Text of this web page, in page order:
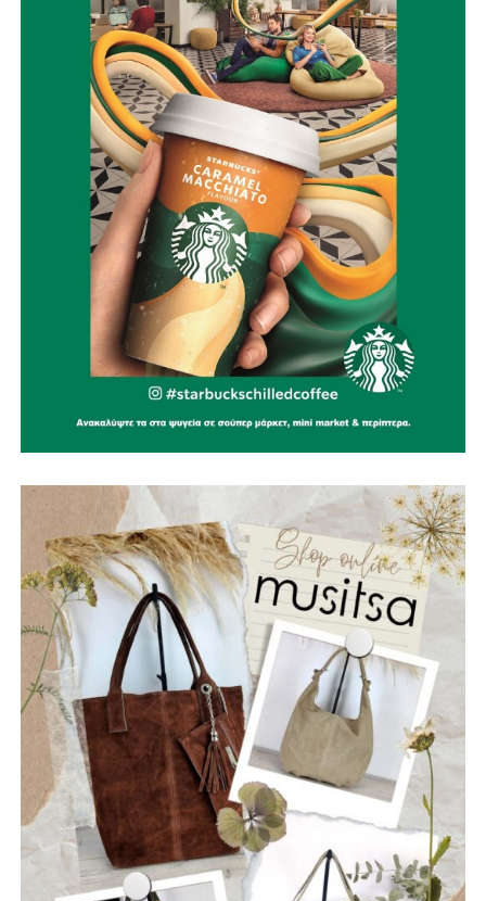
κυκλοφοριακής παρέμβασης. Συνδέεται με την οδική
ασφάλεια, την ποιότητα ζωής, τη βιώσιμη κινητικότητα, την
προστασία του ιστορικού μας κέντρου και τη δυνατότητα
να αποδώσουμε περισσότερο και ποιοτικότερο δημόσιο
χώρο στους πολίτες και τους επισκέπτες. Η Ναύπακτος
χρειάζεται αυτή την υποδομή εδώ και δεκαετίες. Σήμερα,
έχουμε μπροστά μας μία πραγματική και ουσιαστική
προοπτική. Γνωρίζουμε ότι η πορεία έως την ολοκλήρωση
ενός έργου τέτοιας κλίμακας είναι απαιτητική. Με σχέδιο,
συνέπεια και αποφασιστικότητα, όμως, συνεχίζουμε να
κάνουμε όλα τα αναγκαία βήματα για να γίνει
πραγματικότητα».